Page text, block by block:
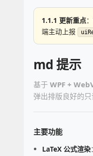
1.1.1 更新重点
端主动上报
md 提示
基于 WPF +
弹出排版良好的
主要功能
LaTeX 公式渲染